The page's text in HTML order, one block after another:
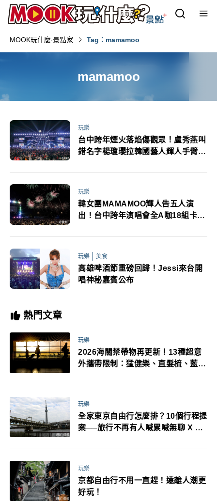
MOOK玩什麼‧景點家 Tag：mamamoo
mamamoo
玩樂
台中跨年煙火落焰傷觀眾！盧秀燕叫
錯名字楊瓊瓔拉韓國藝人輝人手臂遭
玩樂
韓女團MAMAMOO輝人告五人演
出！台中跨年演唱會全A咖18組卡司
玩樂 美食
高雄啤酒節重磅回歸！Jessi來台開
唱神秘嘉賓公布
熱門文章
玩樂
2026海關禁帶物再更新！13種超意
外攜帶限制：猛健樂、直髮梳、藍牙
萬！注意事項一次看！
玩樂
全家東京自由行怎麼排？10個行程提
案──旅行不再有人喊累喊無聊 X 爸
玩樂
京都自由行不用一直趕！遠離人潮更
好玩！